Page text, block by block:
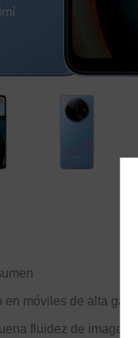
móviles de alta gama
fluidez de imagen